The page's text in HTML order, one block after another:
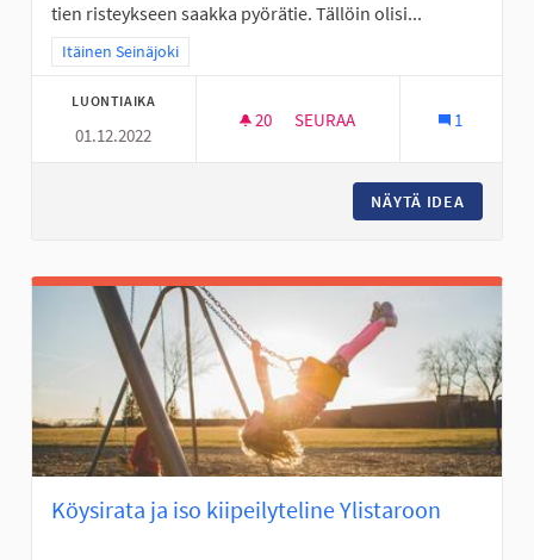
tien risteykseen saakka pyörätie. Tällöin olisi...
Rajaa tulokset teeman mukaan: Itäinen Seinäjoki
Itäinen Seinäjoki
LUONTIAIKA
01.12.2022
20 20 SEURAAJAA
SEURAA 1
NÄYTÄ IDEA
Köysirata ja iso kiipeilyteline Ylistaroon